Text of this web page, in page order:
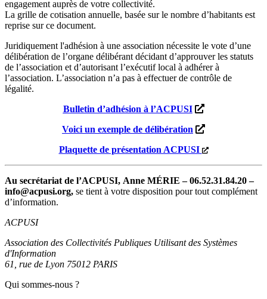
engagement auprès de votre collectivité.
La grille de cotisation annuelle, basée sur le nombre d’habitants est
reprise sur ce document.
Juridiquement l'adhésion à une association nécessite le vote d’une
délibération de l’organe délibérant décidant d’approuver les statuts
de l’association et d’autorisant l’exécutif local à adhérer à
l’association. L’association n’a pas à effectuer de contrôle de
légalité.
Bulletin d’adhésion à l’ACPUSI
Voici un exemple de délibération
Plaquette de présentation ACPUSI
Au secrétariat de l’ACPUSI, Anne MÉRIE – 06.52.31.84.20 –
info@acpusi.org, se tient à votre disposition pour tout complément
d’information.
ACPUSI
Association des Collectivités Publiques Utilisant des Systèmes
d'Information
61, rue de Lyon 75012 PARIS
Qui sommes-nous ?